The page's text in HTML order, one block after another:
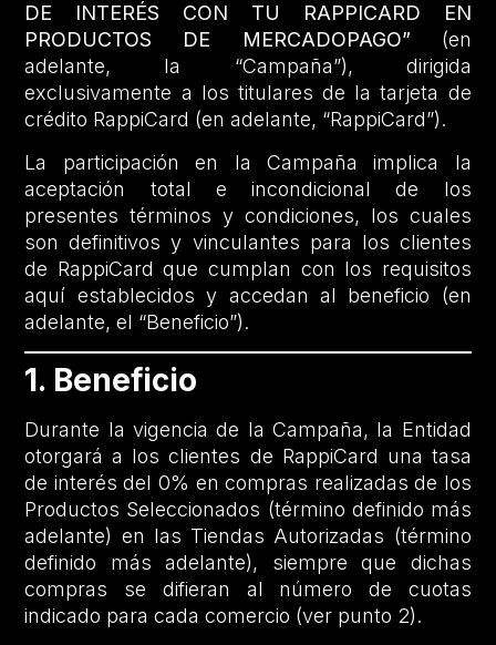
DE INTERÉS CON TU RAPPICARD EN
PRODUCTOS DE MERCADOPAGO” (en
adelante, la “Campaña”), dirigida
exclusivamente a los titulares de la tarjeta de
crédito RappiCard (en adelante, “RappiCard”).
La participación en la Campaña implica la
aceptación total e incondicional de los
presentes términos y condiciones, los cuales
son definitivos y vinculantes para los clientes
de RappiCard que cumplan con los requisitos
aquí establecidos y accedan al beneficio (en
adelante, el “Beneficio”).
1. Beneficio
Durante la vigencia de la Campaña, la Entidad
otorgará a los clientes de RappiCard una tasa
de interés del 0% en compras realizadas de los
Productos Seleccionados (término definido más
adelante) en las Tiendas Autorizadas (término
definido más adelante), siempre que dichas
compras se difieran al número de cuotas
indicado para cada comercio (ver punto 2).